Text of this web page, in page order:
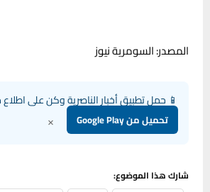
المصدر: السومرية نيوز
📱 حمل تطبيق أخبار الناصرية وكن على اطلاع
تحميل من Google Play ×
شارك هذا الموضوع: